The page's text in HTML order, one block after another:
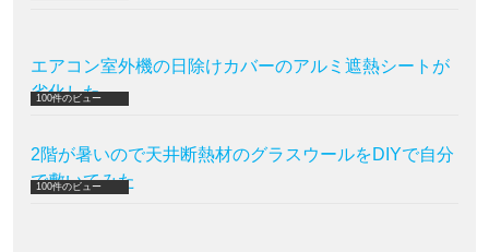
エアコン室外機の日除けカバーのアルミ遮熱シートが
劣化した
100件のビュー
2階が暑いので天井断熱材のグラスウールをDIYで自分
で敷いてみた
100件のビュー